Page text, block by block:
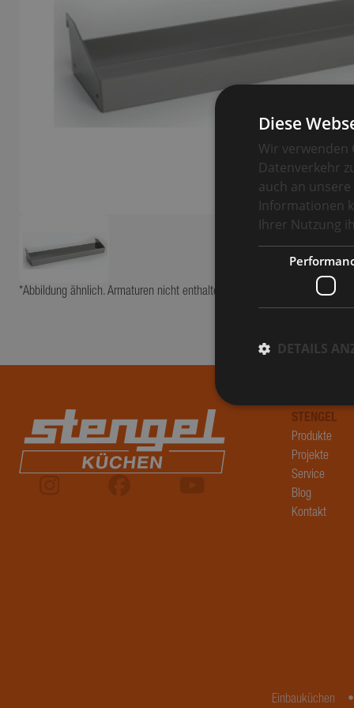
*Abbildung ähnlich. Armaturen nicht enthalten. Abbildung kann
STENGEL
Produkte
Projekte
Service
Blog
Kontakt
Einbauküchen
Diese
Wir verwenden
Datenverkehr
auch an
Informationen
Ihrer Nutzung
DETAILS
Performance-
können nicht